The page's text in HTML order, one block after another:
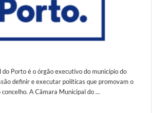
Porto é o órgão executivo do município do
definir e executar políticas que promovam o
A Câmara Municipal do …